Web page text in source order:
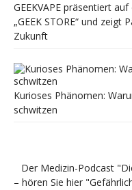
GEEKVAPE präsentiert
„GEEK STORE“ und zeigt
Zukunft
Kurioses Phänomen:
schwitzen
Der Medizin-Podcast
– hören Sie hier